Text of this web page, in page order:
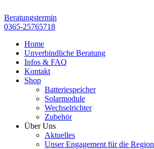
Inhalt
springen
Beratungstermin
0365-25765718
Home
Unverbindliche Beratung
Infos & FAQ
Kontakt
Shop
Batteriespeicher
Solarmodule
Wechselrichter
Zubehör
Über Uns
Aktuelles
Unser Engagement für die Region